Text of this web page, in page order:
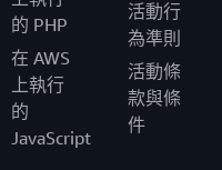
的 PHP
在 AWS
上執行
的
JavaScript
活動行
為準則
活動條
款與條
件